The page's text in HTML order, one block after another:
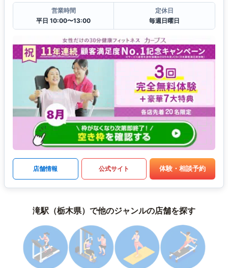
営業時間
平日 10:00〜13:00
定休日
毎週日曜日
店舗情報 公式サイト 体験・相談予約
滝駅（栃木県）で他のジャンルの店舗を探す